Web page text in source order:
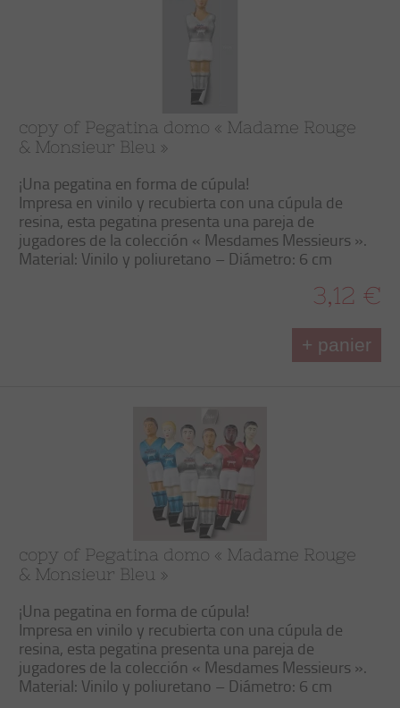
copy of Pegatina domo « Madame Rouge
& Monsieur Bleu »
¡Una pegatina en forma de cúpula!
Impresa en vinilo y recubierta con una cúpula de
resina, esta pegatina presenta una pareja de
jugadores de la colección « Mesdames Messieurs ».
Material: Vinilo y poliuretano – Diámetro: 6 cm
3,12 €
+ panier
copy of Pegatina domo « Madame Rouge
& Monsieur Bleu »
¡Una pegatina en forma de cúpula!
Impresa en vinilo y recubierta con una cúpula de
resina, esta pegatina presenta una pareja de
jugadores de la colección « Mesdames Messieurs ».
Material: Vinilo y poliuretano – Diámetro: 6 cm